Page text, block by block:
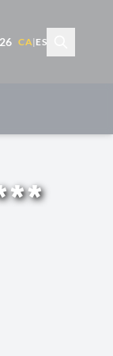
CA| ES